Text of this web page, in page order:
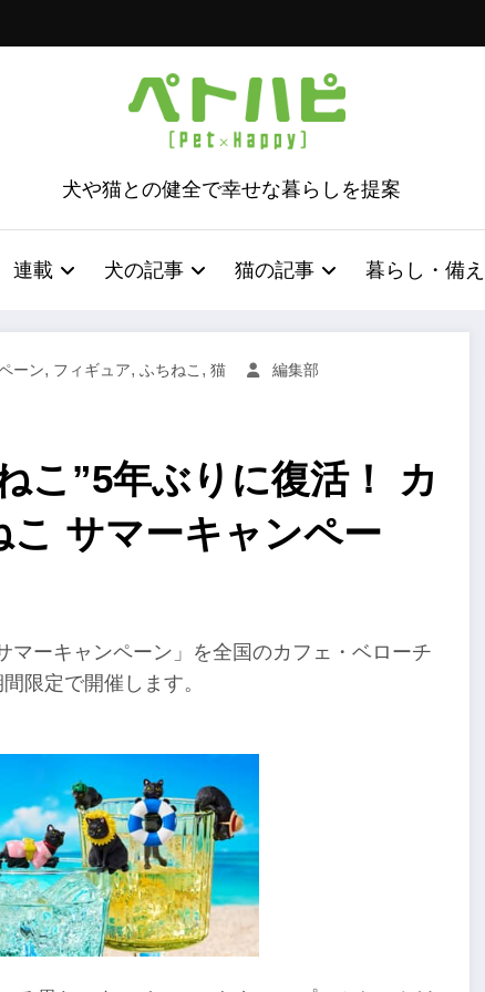
犬や猫との健全で幸せな暮らしを提案
連載 犬の記事 猫の記事 暮らし・備え
ーン, フィギュア, ふちねこ , 猫 編集部
こ”5年ぶりに復活！ カ
サマーキャンペー
ーキャンペーン」を全国のカフェ・ベローチ
限定で開催します。